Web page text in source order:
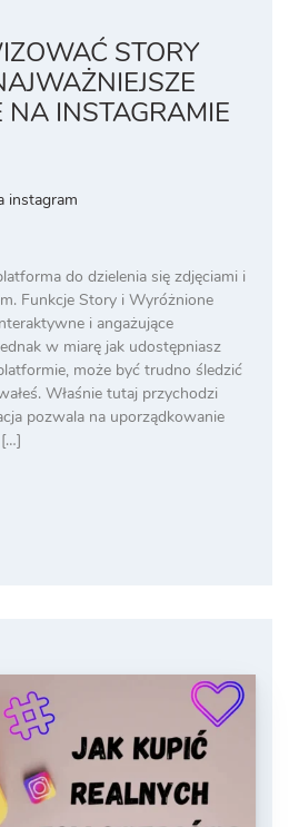
STORY
NA INSTAGRAMIE
instagram
do dzielenia się zdjęciami i
Funkcje Story i Wyróżnione
i angażujące
w miarę jak udostępniasz
może być trudno śledzić
Właśnie tutaj przychodzi
pozwala na uporządkowanie